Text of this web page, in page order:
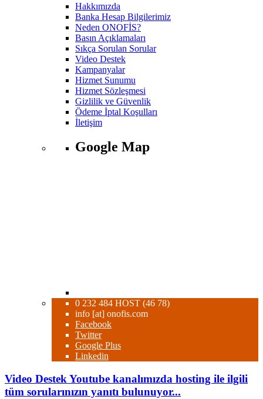
Hakkımızda
Banka Hesap Bilgilerimiz
Neden ONOFİS?
Basın Açıklamaları
Sıkça Sorulan Sorular
Video Destek
Kampanyalar
Hizmet Sunumu
Hizmet Sözleşmesi
Gizlilik ve Güvenlik
Ödeme İptal Koşulları
İletişim
Google Map
0 232 484 HOST (46 78)
info [at] onofis.com
Facebook
Twitter
Google Plus
Linkedin
Video Destek Youtube kanalımızda hosting ile ilgili
tüm sorularınızın yanıtı bulunuyor...